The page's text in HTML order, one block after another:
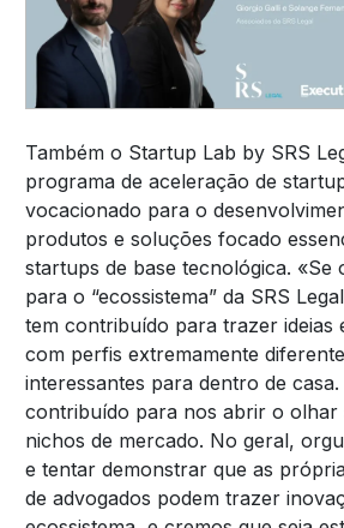
Também o Startup Lab by SRS
programa de aceleração de
vocacionado para o
produtos e soluções focado
startups de base tecnológica. «Se
para o “ecossistema” da SRS
tem contribuído para trazer ideias
com perfis extremamente
interessantes para dentro de casa.
contribuído para nos abrir o olhar
nichos de mercado. No geral,
e tentar demonstrar que as
de advogados podem trazer